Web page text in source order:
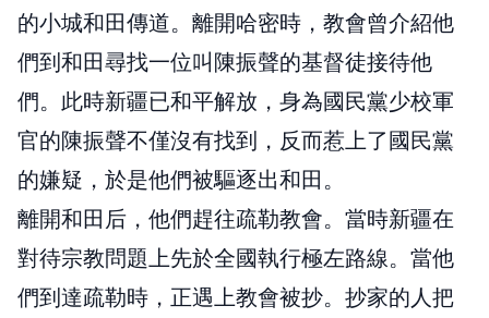
的小城和田傳道。離開哈密時，教會曾介紹他
們到和田尋找一位叫陳振聲的基督徒接待他
們。此時新疆已和平解放，身為國民黨少校軍
官的陳振聲不僅沒有找到，反而惹上了國民黨
的嫌疑，於是他們被驅逐出和田。
離開和田后，他們趕往疏勒教會。當時新疆在
對待宗教問題上先於全國執行極左路線。當他
們到達疏勒時，正遇上教會被抄。抄家的人把